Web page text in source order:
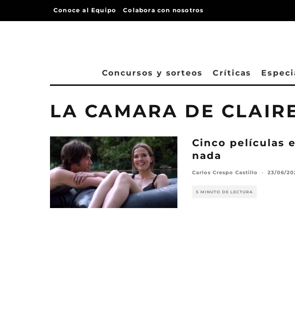
Conoce al Equipo Colabora con nosotros
Concursos y sorteos Críticas
LA CAMARA DE
Cinco películas
nada
Carlos Crespo Castillo · 23/06/
5 MINUTO DE LECTURA